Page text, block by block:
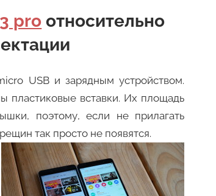
pro относительно
USB и зарядным устройством.
пластиковые вставки. Их площадь
поэтому, если не прилагать
так просто не появятся.